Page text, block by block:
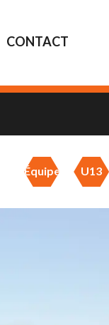
CONTACT
Équipes U13